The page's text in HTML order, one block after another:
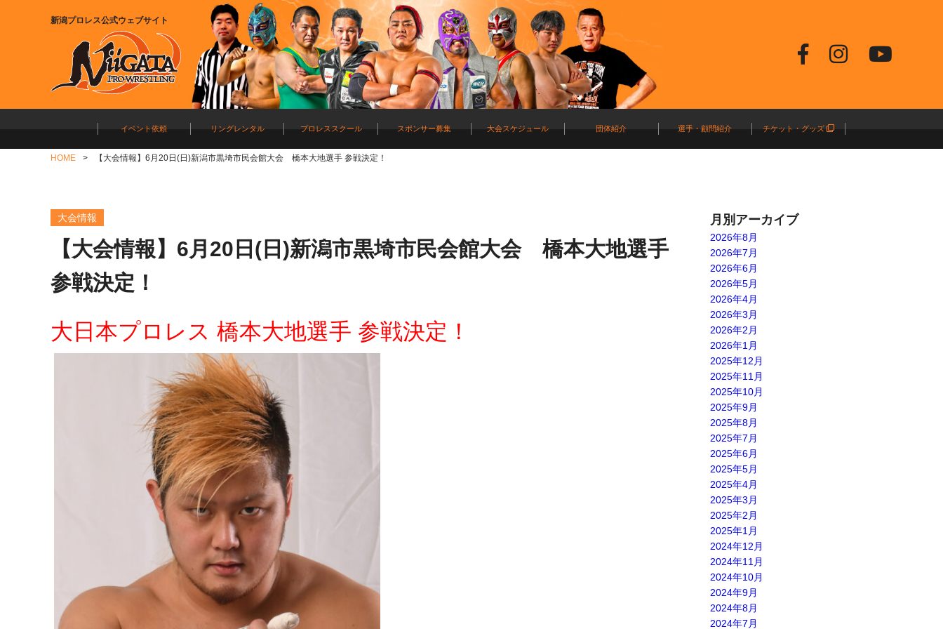
新潟プロレス公式ウェブサイト
イベント依頼 リングレンタル プロレススクール スポンサー募集 大会スケジュール 団体紹介 選手・顧問紹介 チケット・グッズ
HOME 【大会情報】6月20日(日)新潟市黒埼市民会館大会 橋本大地選手 参戦決定！
大会情報
【大会情報】6月20日(日)新潟市黒埼市民会館大会 橋本大地選手
参戦決定！
大日本プロレス 橋本大地選手 参戦決定！
月別アーカイブ
2026年8月
2026年7月
2026年6月
2026年5月
2026年4月
2026年3月
2026年2月
2026年1月
2025年12月
2025年11月
2025年10月
2025年9月
2025年8月
2025年7月
2025年6月
2025年5月
2025年4月
2025年3月
2025年2月
2025年1月
2024年12月
2024年11月
2024年10月
2024年9月
2024年8月
2024年7月